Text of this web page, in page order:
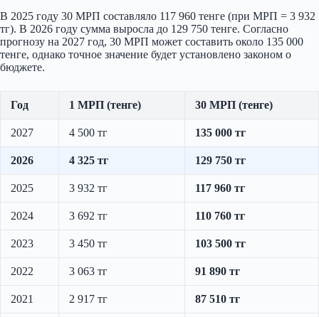
В 2025 году 30 МРП составляло 117 960 тенге (при МРП = 3 932
тг). В 2026 году сумма выросла до 129 750 тенге. Согласно
прогнозу на 2027 год, 30 МРП может составить около 135 000
тенге, однако точное значение будет установлено законом о
бюджете.
Год 1 МРП (тенге) 30 МРП (тенге)
2027 4 500 тг 135 000 тг
2026 4 325 тг 129 750 тг
2025 3 932 тг 117 960 тг
2024 3 692 тг 110 760 тг
2023 3 450 тг 103 500 тг
2022 3 063 тг 91 890 тг
2021 2 917 тг 87 510 тг